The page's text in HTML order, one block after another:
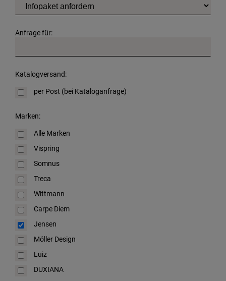
Anfrage für:
Katalogversand:
per Post (bei Kataloganfrage)
Marken:
Alle Marken
Vispring
Somnus
Treca
Wittmann
Carpe Diem
Jensen
Möller Design
Luiz
DUXIANA